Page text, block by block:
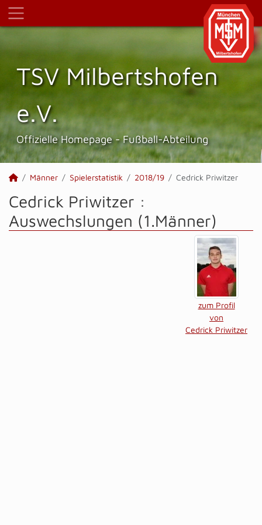
TSV Milbertshofen
e.V.
Offizielle Homepage - Fußball-Abteilung
Männer Spielerstatistik 2018/19 Cedrick Priwitzer
Cedrick Priwitzer :
Auswechslungen (1.Männer)
zum Profil
von
Cedrick Priwitzer